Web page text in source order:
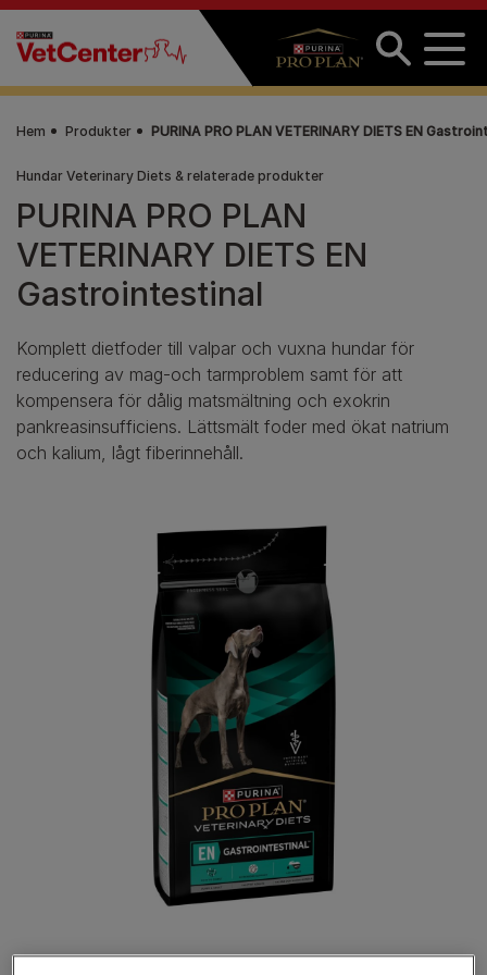
Hoppa till huvudinnehåll
Hem Produkter PURINA PRO PLAN VETERINARY DIETS EN
Hundar Veterinary Diets & relaterade produkter
PURINA PRO PLAN
VETERINARY DIETS EN
Gastrointestinal
Komplett dietfoder till valpar och vuxna hundar för
reducering av mag-och tarmproblem samt för att
kompensera för dålig matsmältning och exokrin
pankreasinsufficiens. Lättsmält foder med ökat natrium
och kalium, lågt fiberinnehåll.